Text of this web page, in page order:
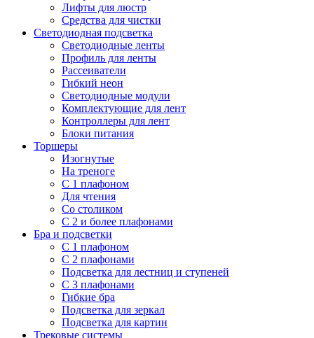
Лифты для люстр
Средства для чистки
Светодиодная подсветка
Светодиодные ленты
Профиль для ленты
Рассеиватели
Гибкий неон
Светодиодные модули
Комплектующие для лент
Контроллеры для лент
Блоки питания
Торшеры
Изогнутые
На треноге
С 1 плафоном
Для чтения
Со столиком
С 2 и более плафонами
Бра и подсветки
С 1 плафоном
С 2 плафонами
Подсветка для лестниц и ступеней
С 3 плафонами
Гибкие бра
Подсветка для зеркал
Подсветка для картин
Трековые системы